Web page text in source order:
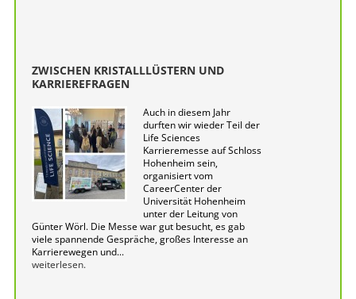
ZWISCHEN KRISTALLLÜSTERN UND
KARRIEREFRAGEN
Auch in diesem Jahr
durften wir wieder Teil der
Life Sciences
Karrieremesse auf Schloss
Hohenheim sein,
organisiert vom
CareerCenter der
Universität Hohenheim
unter der Leitung von
Günter Wörl. Die Messe war gut besucht, es gab
viele spannende Gespräche, großes Interesse an
Karrierewegen und...
weiterlesen.